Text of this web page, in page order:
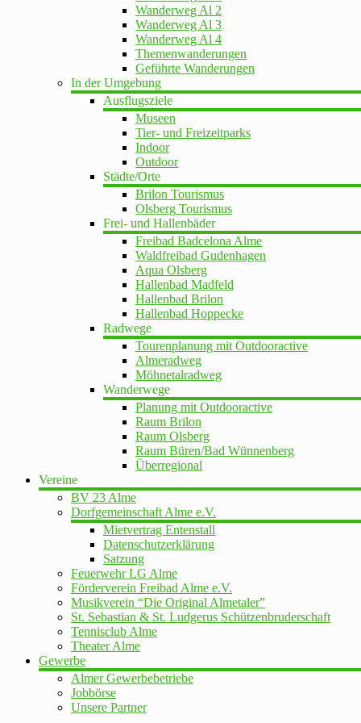
Wanderweg Al 2
Wanderweg Al 3
Wanderweg Al 4
Themenwanderungen
Geführte Wanderungen
In der Umgebung
Ausflugsziele
Museen
Tier- und Freizeitparks
Indoor
Outdoor
Städte/Orte
Brilon Tourismus
Olsberg Tourismus
Frei- und Hallenbäder
Freibad Badcelona Alme
Waldfreibad Gudenhagen
Aqua Olsberg
Hallenbad Madfeld
Hallenbad Brilon
Hallenbad Hoppecke
Radwege
Tourenplanung mit Outdooractive
Almeradweg
Möhnetalradweg
Wanderwege
Planung mit Outdooractive
Raum Brilon
Raum Olsberg
Raum Büren/Bad Wünnenberg
Überregional
Vereine
BV 23 Alme
Dorfgemeinschaft Alme e.V.
Mietvertrag Entenstall
Datenschutzerklärung
Satzung
Feuerwehr LG Alme
Förderverein Freibad Alme e.V.
Musikverein “Die Original Almetaler”
St. Sebastian & St. Ludgerus Schützenbruderschaft
Tennisclub Alme
Theater Alme
Gewerbe
Almer Gewerbebetriebe
Jobbörse
Unsere Partner